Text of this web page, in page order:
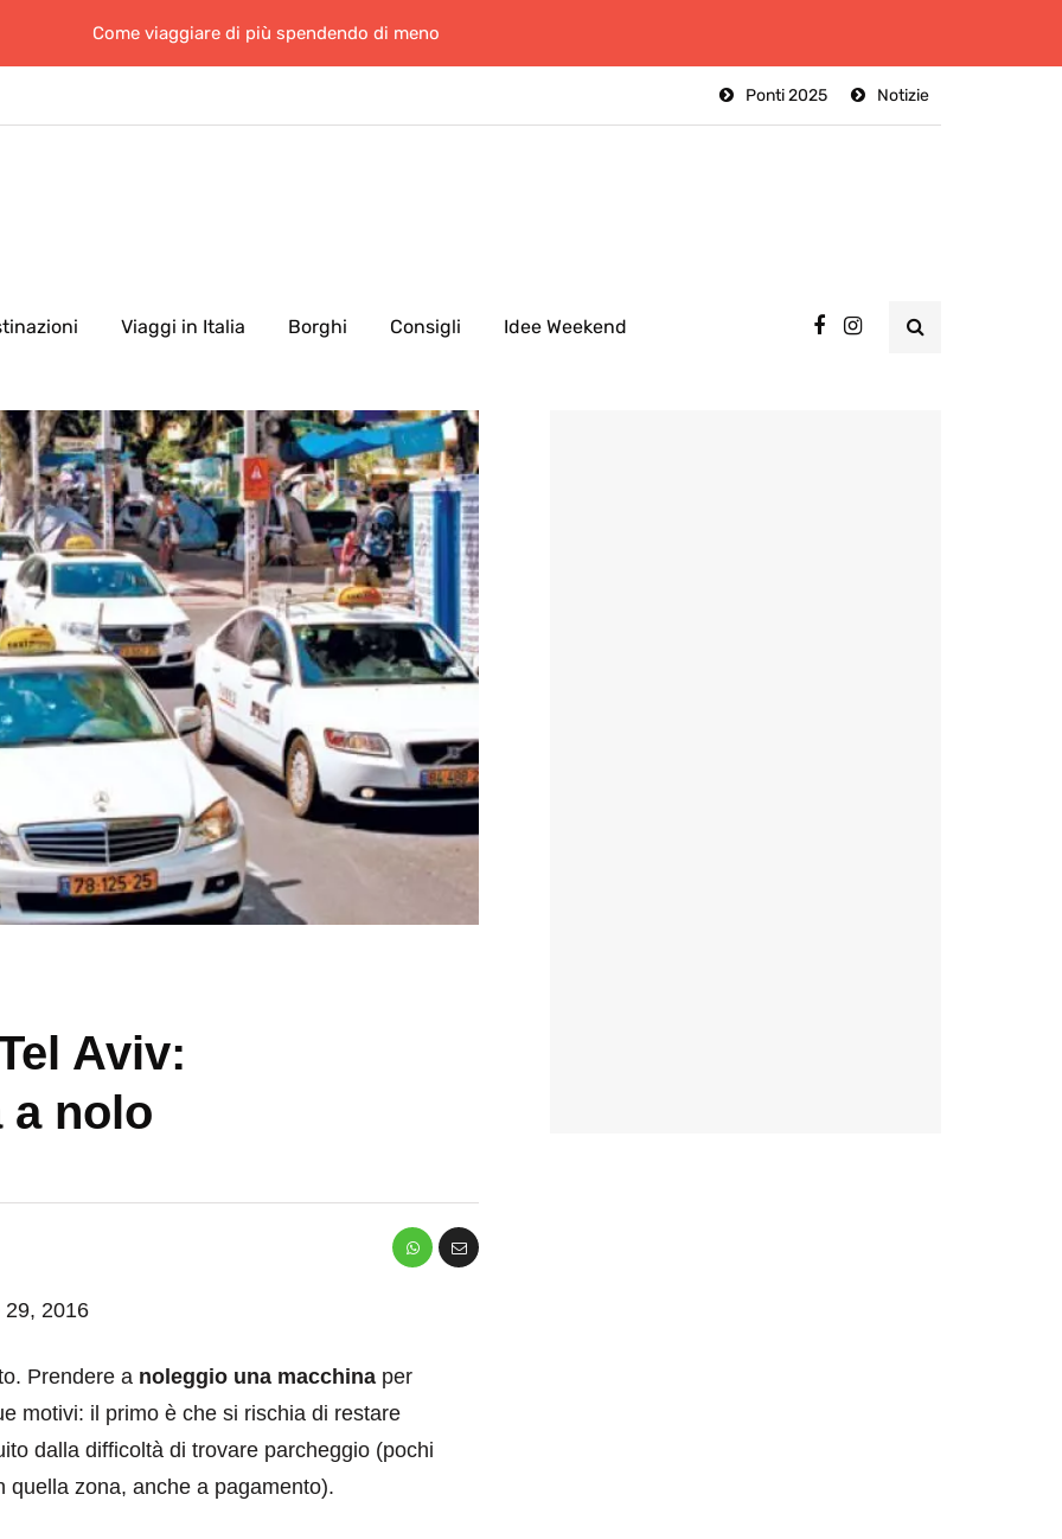
Come viaggiare di più spendendo di meno
Notizie
Ponti 2025
Viaggi in Italia Borghi Consigli Idee Weekend
Aviv:
a nolo
29, 2016
Prendere a noleggio una macchina per
motivi: il primo è che si rischia di restare
dalla difficoltà di trovare parcheggio (pochi
quella zona, anche a pagamento).